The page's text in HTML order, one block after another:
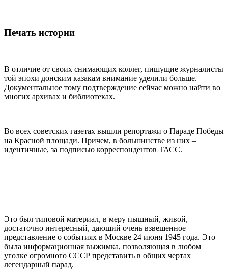
Печать истории
В отличие от своих снимающих коллег, пишущие журналисты
той эпохи донским казакам внимание уделили больше.
Документальное тому подтверждение сейчас можно найти во
многих архивах и библиотеках.
Во всех советских газетах вышли репортажи о Параде Победы
на Красной площади. Причем, в большинстве из них –
идентичные, за подписью корреспондентов ТАСС.
Это был типовой материал, в меру пышный, живой,
достаточно интересный, дающий очень взвешенное
представление о событиях в Москве 24 июня 1945 года. Это
была информационная выжимка, позволяющая в любом
уголке огромного СССР представить в общих чертах
легендарный парад.